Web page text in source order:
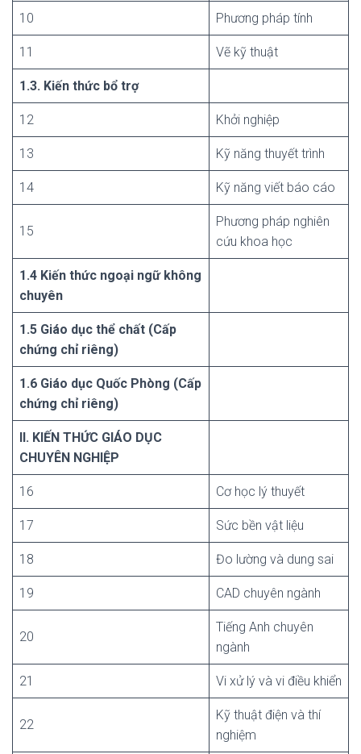
10 Phương pháp tính
11 Vẽ kỹ thuật
1.3. Kiến thức bổ trợ
12 Khởi nghiệp
13 Kỹ năng thuyết trình
14 Kỹ năng viết báo cáo
15
Phương pháp nghiên
cứu khoa học
1.4 Kiến thức ngoại ngữ không
chuyên
1.5 Giáo dục thể chất (Cấp
chứng chỉ riêng)
1.6 Giáo dục Quốc Phòng (Cấp
chứng chỉ riêng)
II. KIẾN THỨC GIÁO DỤC
CHUYÊN NGHIỆP
16 Cơ học lý thuyết
17 Sức bền vật liệu
18 Đo lường và dung sai
19 CAD chuyên ngành
20
Tiếng Anh chuyên
ngành
21 Vi xử lý và vi điều khiển
22
Kỹ thuật điện và thí
nghiệm